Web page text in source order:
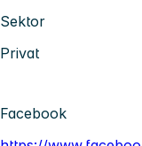
Sektor
Privat
Facebook